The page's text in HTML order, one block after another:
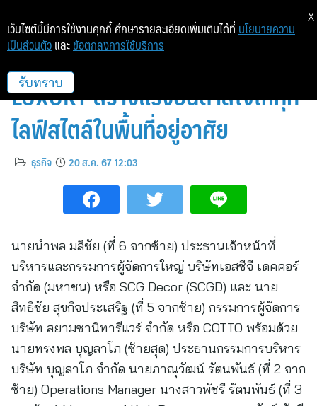
COTTO ผนึกกำลังพันธมิตรระดับ
LUXURY สร้างแรงบันดาลใจให้ทุก
ไลฟ์สไตล์ในพื้นที่อยู่อาศัย
ธุรกิจ 20 ส.ค. 67 12:03
นายนำพล มลิชัย (ที่ 6 จากซ้าย) ประธานเจ้าหน้าที่
บริหารและกรรมการผู้จัดการใหญ่ บริษัทเอสซีจี เดคคอร์
จำกัด (มหาชน) หรือ SCG Decor (SCGD) และ นาย
สิทธิชัย สุขกิจประเสริฐ (ที่ 5 จากซ้าย) กรรมการผู้จัดการ
บริษัท สยามซานิทารีแวร์ จำกัด หรือ COTTO พร้อมด้วย
นายทรงพล บุญลาโภ (ซ้ายสุด) ประธานกรรมการบริหาร
บริษัท บุญลาโภ จำกัด นายภาณุวัฒน์ รัตนพันธ์ (ที่ 2 จาก
ซ้าย) Operations Manager นางสาวพัชรี รัตนพันธ์ (ที่ 3
เว็บไซต์นี้มีการใช้งานคุกกี้ ศึกษารายละเอียดเพิ่มเติมได้ที่ นโยบายความ
เป็นส่วนตัว และ ข้อตกลงการใช้บริการ
รับทราบ
X